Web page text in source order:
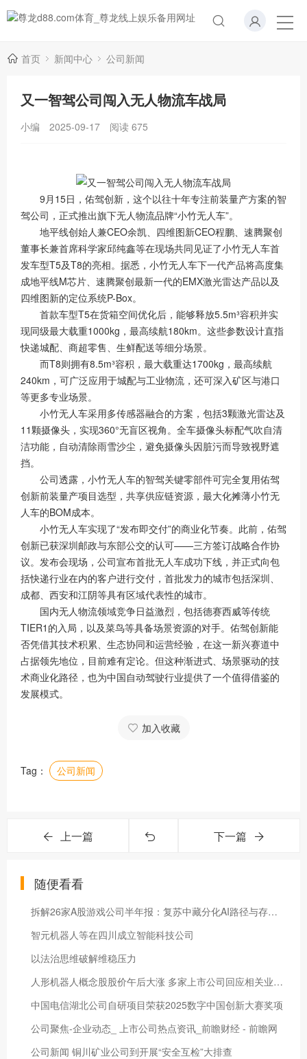
首页 新闻中心 公司新闻
又一智驾公司闯入无人物流车战局
小编 2025-09-17 阅读 675
9月15日，佑驾创新，这个以往十年专注前装量产方案的智
驾公司，正式推出旗下无人物流品牌“小竹无人车”。
地平线创始人兼CEO余凯、四维图新CEO程鹏、速腾聚创
董事长兼首席科学家邱纯鑫等在现场共同见证了小竹无人车首
发车型T5及T8的亮相。据悉，小竹无人车下一代产品将高度集
成地平线M芯片、速腾聚创最新一代的EMX激光雷达产品以及
四维图新的定位系统P-Box。
首款车型T5在货箱空间优化后，能够释放5.5m³容积并实
现同级最大载重1000kg，最高续航180km。这些参数设计直指
快递城配、商超零售、生鲜配送等细分场景。
而T8则拥有8.5m³容积，最大载重达1700kg，最高续航
240km，可广泛应用于城配与工业物流，还可深入矿区与港口
等更多专业场景。
小竹无人车采用多传感器融合的方案，包括3颗激光雷达及
11颗摄像头，实现360°无盲区视角。全车摄像头标配气吹自清
洁功能，自动清除雨雪沙尘，避免摄像头因脏污而导致视野遮
挡。
公司透露，小竹无人车的智驾关键零部件可完全复用佑驾
创新前装量产项目选型，共享供应链资源，最大化摊薄小竹无
人车的BOM成本。
小竹无人车实现了“发布即交付”的商业化节奏。此前，佑驾
创新已获深圳邮政与东部公交的认可——三方签订战略合作协
议。发布会现场，公司宣布首批无人车成功下线，并正式向包
括快递行业在内的客户进行交付，首批发力的城市包括深圳、
成都、西安和江阴等具有区域代表性的城市。
国内无人物流领域竞争日益激烈，包括德赛西威等传统
TIER1的入局，以及菜鸟等具备场景资源的对手。佑驾创新能
否凭借其技术积累、生态协同和运营经验，在这一新兴赛道中
占据领先地位，目前难有定论。但这种渐进式、场景驱动的技
术商业化路径，也为中国自动驾驶行业提供了一个值得借鉴的
发展模式。
加入收藏
Tag： 公司新闻
上一篇 下一篇
随便看看
拆解26家A股游戏公司半年报：复苏中藏分化AI路径与存量挖潜成“胜负手”
智元机器人等在四川成立智能科技公司
以法治思维破解维稳压力
人形机器人概念股股价午后大涨 多家上市公司回应相关业务进展
中国电信湖北公司自研项目荣获2025数字中国创新大赛奖项
公司聚焦-企业动态_ 上市公司热点资讯_前瞻财经 - 前瞻网
公司新闻 铜川矿业公司到开展“安全互检”大排查